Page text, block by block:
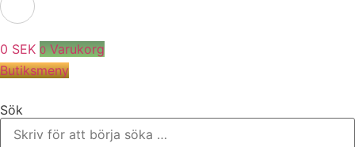
0 SEK 0 Varukorg
Butiksmeny
Sök